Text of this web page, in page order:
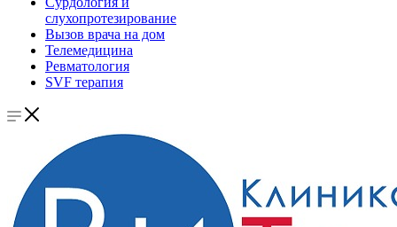
слухопротезирование
Вызов врача на дом
Телемедицина
Ревматология
SVF терапия